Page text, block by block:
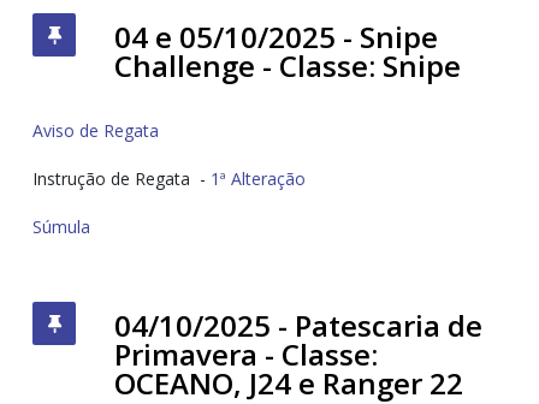
04 e 05/10/2025 - Snipe
Challenge - Classe: Snipe
Aviso de Regata
Instrução de Regata - 1ª Alteração
Súmula
04/10/2025 - Patescaria de
Primavera - Classe:
OCEANO, J24 e Ranger 22